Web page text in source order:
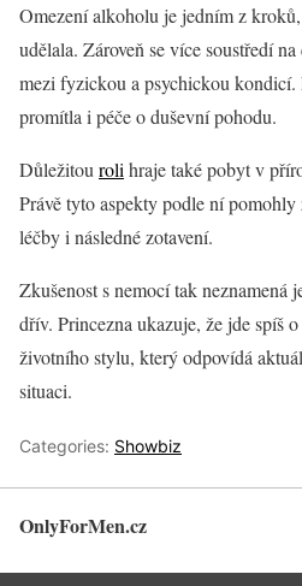
Omezení alkoholu je jedním z
udělala. Zároveň se více soustředí
mezi fyzickou a psychickou
promítla i péče o duševní pohodu.
Důležitou roli hraje také pobyt v
Právě tyto aspekty podle ní
léčby i následné zotavení.
Zkušenost s nemocí tak neznamená
dřív. Princezna ukazuje, že jde spíš
životního stylu, který odpovídá
situaci.
Categories: Showbiz
OnlyForMen.cz